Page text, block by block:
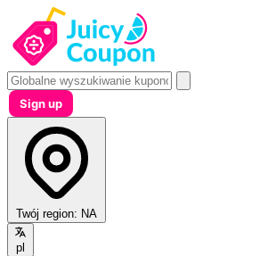
Sign up
Twój region: NA
pl